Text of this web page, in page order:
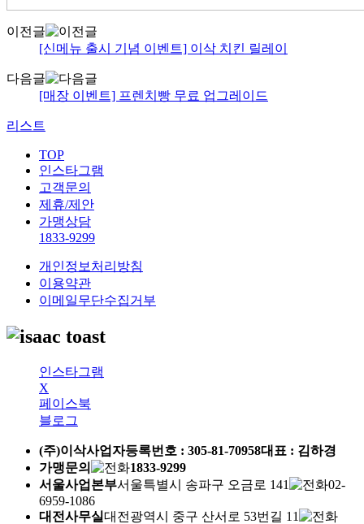
이전글
[신메뉴 출시 기념 이벤트] 이삭 치킨 릴레이
다음글
[매장 이벤트] 프렌치빵 무료 업그레이드
리스트
TOP
인스타그램
고객문의
제휴/제안
가맹상담
1833-9299
개인정보처리방침
이용약관
이메일무단수집거부
인스타그램
X
페이스북
블로그
(주)이삭사업자등록번호 : 305-81-70958대표 : 김하경
가맹문의
1833-9299
서울사업본부서울특별시 송파구 오금로 141
02-
6959-1086
대전사무실대전광역시 중구 산서로 53번길 11